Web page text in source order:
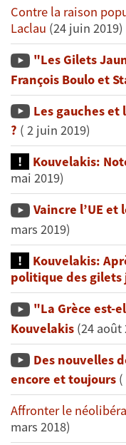
Contre la raison
Laclau (24 juin 2019)
"Les Gilets
François Boulo et
Les gauches et
? ( 2 juin 2019)
Kouvelakis:
mai 2019)
Vaincre l’UE
mars 2019)
Kouvelakis:
politique des gilets
"La Grèce est-
Kouvelakis (24 août
Des nouvelles
encore et toujours
Affronter le
mars 2018)